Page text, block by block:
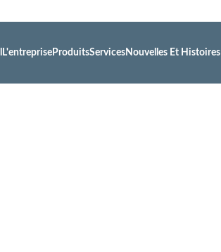
L'entreprise ProduitsServicesNouvelles Et Histoires